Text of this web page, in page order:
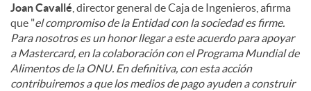
Joan Cavallé , director general de Caja de Ingenieros, afirma
que "el compromiso de la Entidad con la sociedad es firme.
Para nosotros es un honor llegar a este acuerdo para apoyar
a Mastercard, en la colaboración con el Programa Mundial de
Alimentos de la ONU. En definitiva, con esta acción
contribuiremos a que los medios de pago ayuden a construir